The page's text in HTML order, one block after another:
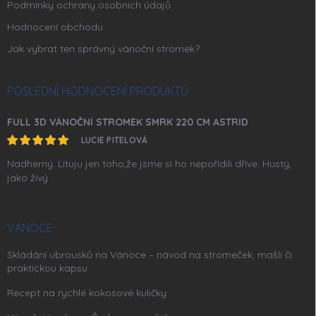
Podmínky ochrany osobních údajů
Hodnocení obchodu
Jak vybrat ten správný vánoční stromek?
POSLEDNÍ HODNOCENÍ PRODUKTŮ
FULL 3D VÁNOČNÍ STROMEK SMRK 220 CM ASTRID
LUCIE PITELOVÁ
Nadherný. Lituju jen toho,že jsme si ho nepořídili dříve. Hustý,
jako živý
VÁNOCE
Skládání ubrousků na Vánoce – návod na stromeček, mašli či
praktickou kapsu
Recept na rychlé kokosové kuličky